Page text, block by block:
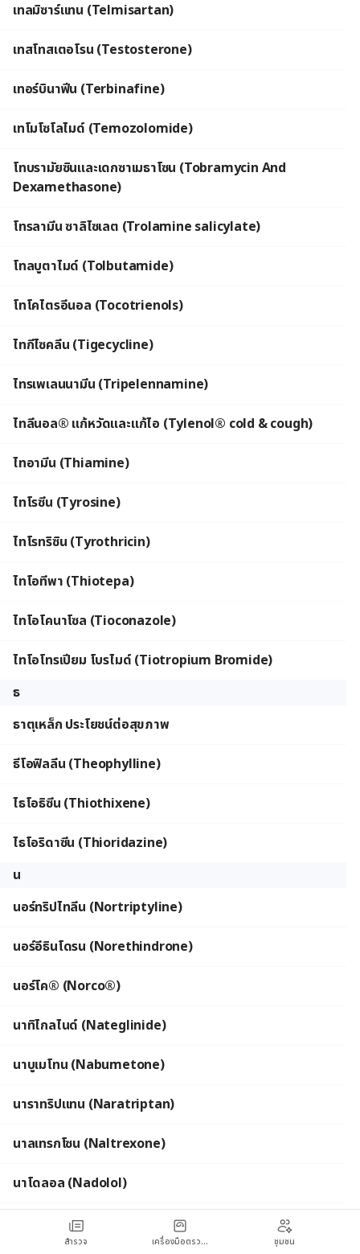
เทลมิซาร์แทน (Telmisartan)
เทสโทสเตอโรน (Testosterone)
เทอร์บินาฟีน (Terbinafine)
เทโมโซโลไมด์ (Temozolomide)
โทบรามัยซินและเดกซาเมธาโซน (Tobramycin And
Dexamethasone)
โทรลามีน ซาลิไซเลต (Trolamine salicylate)
โทลบูตาไมด์ (Tolbutamide)
โทโคไตรอีนอล (Tocotrienols)
ไทกีไซคลีน (Tigecycline)
ไทรเพเลนนามีน (Tripelennamine)
ไทลีนอล® แก้หวัดและแก้ไอ (Tylenol® cold & cough)
ไทอามีน (Thiamine)
ไทโรซีน (Tyrosine)
ไทโรทริซิน (Tyrothricin)
ไทโอทีพา (Thiotepa)
ไทโอโคนาโซล (Tioconazole)
ไทโอโทรเปียม โบรไมด์ (Tiotropium Bromide)
ธ
ธาตุเหล็ก ประโยชน์ต่อสุขภาพ
ธีโอฟิลลีน (Theophylline)
ไธโอธิซีน (Thiothixene)
ไธโอริดาซีน (Thioridazine)
น
นอร์ทริปไทลีน (Nortriptyline)
นอร์อีธินโดรน (Norethindrone)
นอร์โค® (Norco®)
นาทิไกลไนด์ (Nateglinide)
นาบูเมโทน (Nabumetone)
นาราทริปแทน (Naratriptan)
นาลเทรกโซน (Naltrexone)
นาโดลอล (Nadolol)
น้ำมันตับปลา (Cod Liver Oil)
สำรวจ เครื่องมือตรวจเช็กสุขภาพ ชุมชน